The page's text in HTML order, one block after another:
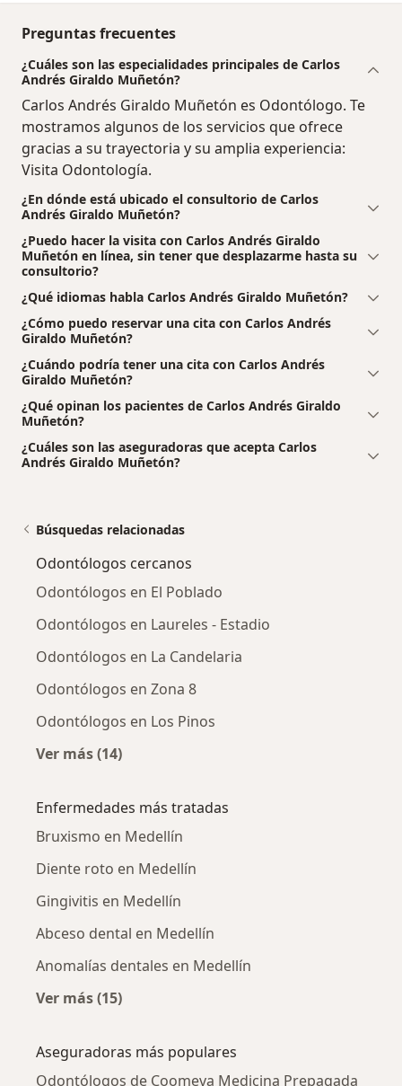
Preguntas frecuentes
¿Cuáles son las especialidades principales de Carlos
Andrés Giraldo Muñetón?
Carlos Andrés Giraldo Muñetón es Odontólogo. Te
mostramos algunos de los servicios que ofrece
gracias a su trayectoria y su amplia experiencia:
Visita Odontología.
¿En dónde está ubicado el consultorio de Carlos
Andrés Giraldo Muñetón?
¿Puedo hacer la visita con Carlos Andrés Giraldo
Muñetón en línea, sin tener que desplazarme hasta su
consultorio?
¿Qué idiomas habla Carlos Andrés Giraldo Muñetón?
¿Cómo puedo reservar una cita con Carlos Andrés
Giraldo Muñetón?
¿Cuándo podría tener una cita con Carlos Andrés
Giraldo Muñetón?
¿Qué opinan los pacientes de Carlos Andrés Giraldo
Muñetón?
¿Cuáles son las aseguradoras que acepta Carlos
Andrés Giraldo Muñetón?
Búsquedas relacionadas
Odontólogos cercanos
Odontólogos en El Poblado
Odontólogos en Laureles - Estadio
Odontólogos en La Candelaria
Odontólogos en Zona 8
Odontólogos en Los Pinos
Ver más (14)
Enfermedades más tratadas
Bruxismo en Medellín
Diente roto en Medellín
Gingivitis en Medellín
Abceso dental en Medellín
Anomalías dentales en Medellín
Ver más (15)
Aseguradoras más populares
Odontólogos de Coomeva Medicina Prepagada